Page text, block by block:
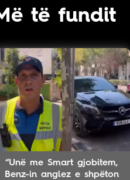
të fundit
“Unë me Smart gjobitem,
Benz-in anglez e shpëton